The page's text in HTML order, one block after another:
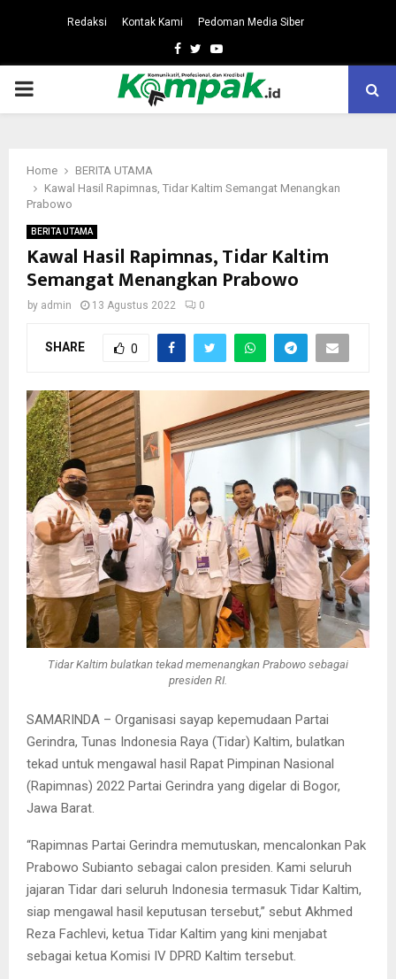
Redaksi Kontak Kami Pedoman Media Siber
Facebook
TwitterYoutube
PRIMARY
Home
BERITA UTAMA
Kawal Hasil Rapimnas, Tidar Kaltim Semangat Menangkan
Prabowo
BERITA UTAMA
Kawal Hasil Rapimnas, Tidar Kaltim
Semangat Menangkan Prabowo
by admin 13 Agustus 2022 0
SHARE 0
Tidar Kaltim bulatkan tekad memenangkan Prabowo sebagai
presiden RI.
SAMARINDA – Organisasi sayap kepemudaan Partai
Gerindra, Tunas Indonesia Raya (Tidar) Kaltim, bulatkan
tekad untuk mengawal hasil Rapat Pimpinan Nasional
(Rapimnas) 2022 Partai Gerindra yang digelar di Bogor,
Jawa Barat.
“Rapimnas Partai Gerindra memutuskan, mencalonkan Pak
Prabowo Subianto sebagai calon presiden. Kami seluruh
jajaran Tidar dari seluruh Indonesia termasuk Tidar Kaltim,
siap mengawal hasil keputusan tersebut,” sebut Akhmed
Reza Fachlevi, ketua Tidar Kaltim yang kini menjabat
sebagai ketua Komisi IV DPRD Kaltim tersebut.